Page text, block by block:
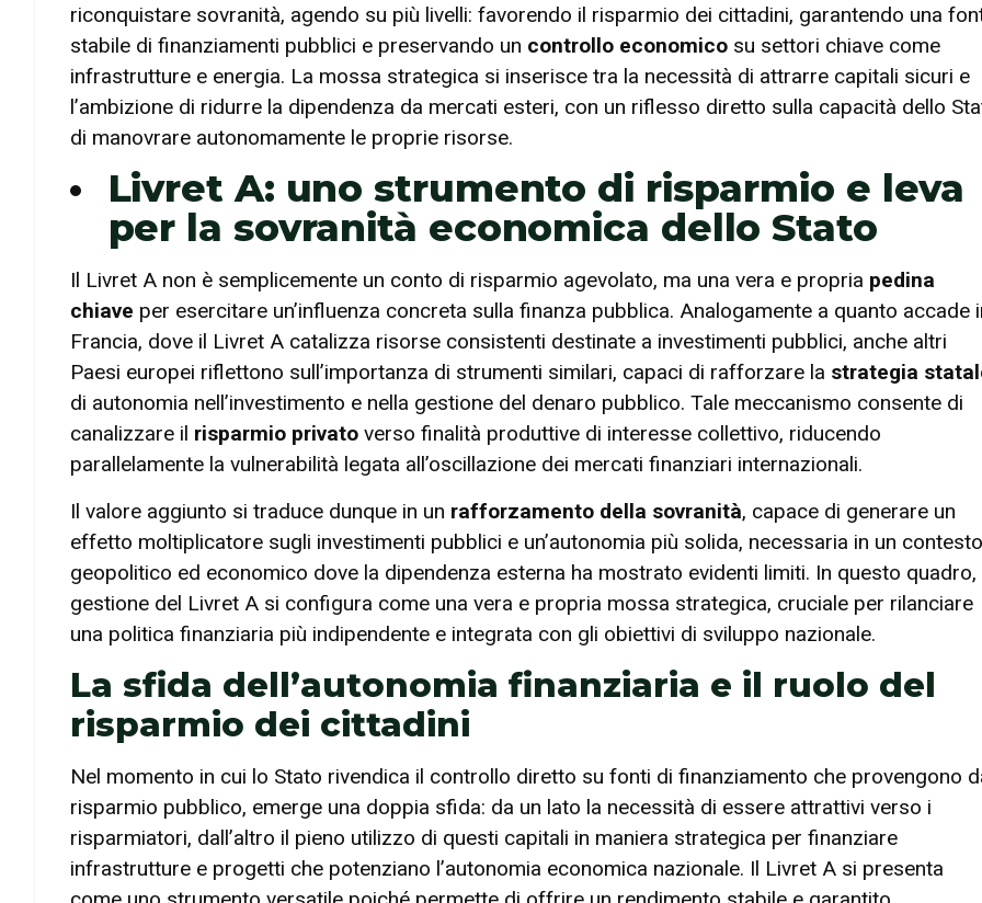
riconquistare sovranità, agendo su più livelli: favorendo il risparmio dei cittadini, garantendo una
stabile di finanziamenti pubblici e preservando un controllo economico su settori chiave come
infrastrutture e energia. La mossa strategica si inserisce tra la necessità di attrarre capitali sicuri e
l’ambizione di ridurre la dipendenza da mercati esteri, con un riflesso diretto sulla capacità dello
di manovrare autonomamente le proprie risorse.
Livret A: uno strumento di risparmio e leva
per la sovranità economica dello Stato
Il Livret A non è semplicemente un conto di risparmio agevolato, ma una vera e propria pedina
chiave per esercitare un’influenza concreta sulla finanza pubblica. Analogamente a quanto accade
Francia, dove il Livret A catalizza risorse consistenti destinate a investimenti pubblici, anche altri
Paesi europei riflettono sull’importanza di strumenti similari, capaci di rafforzare la strategia
di autonomia nell’investimento e nella gestione del denaro pubblico. Tale meccanismo consente di
canalizzare il risparmio privato verso finalità produttive di interesse collettivo, riducendo
parallelamente la vulnerabilità legata all’oscillazione dei mercati finanziari internazionali.
Il valore aggiunto si traduce dunque in un rafforzamento della sovranità, capace di generare un
effetto moltiplicatore sugli investimenti pubblici e un’autonomia più solida, necessaria in un contesto
geopolitico ed economico dove la dipendenza esterna ha mostrato evidenti limiti. In questo quadro,
gestione del Livret A si configura come una vera e propria mossa strategica, cruciale per rilanciare
una politica finanziaria più indipendente e integrata con gli obiettivi di sviluppo nazionale.
La sfida dell’autonomia finanziaria e il ruolo del
risparmio dei cittadini
Nel momento in cui lo Stato rivendica il controllo diretto su fonti di finanziamento che provengono
risparmio pubblico, emerge una doppia sfida: da un lato la necessità di essere attrattivi verso i
risparmiatori, dall’altro il pieno utilizzo di questi capitali in maniera strategica per finanziare
infrastrutture e progetti che potenziano l’autonomia economica nazionale. Il Livret A si presenta